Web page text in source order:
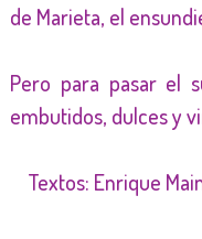
de Marieta, el
Pero para pasar el
embutidos, dulces y
Textos: Enrique